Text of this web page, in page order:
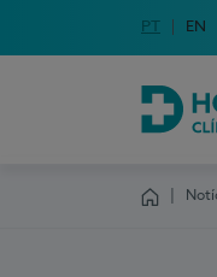
Escolha o
Idioma
PT EN